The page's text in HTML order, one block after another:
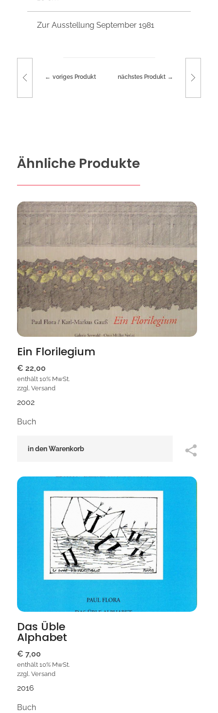
Zur Ausstellung September 1981
voriges Produkt nächstes Produkt
Ähnliche Produkte
Ein Florilegium
€ 22,00
enthält 10% MwSt.
zzgl. Versand
2002
Buch
in den Warenkorb
Das Üble
Alphabet
€ 7,00
enthält 10% MwSt.
zzgl. Versand
2016
Buch